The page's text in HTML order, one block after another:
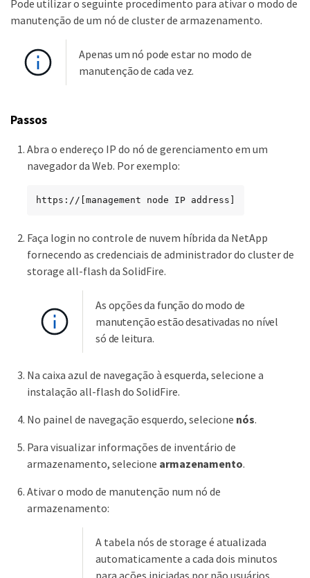
Pode utilizar o seguinte procedimento para ativar o modo de
manutenção de um nó de cluster de armazenamento.
Apenas um nó pode estar no modo de
manutenção de cada vez.
Passos
Abra o endereço IP do nó de gerenciamento em um
navegador da Web. Por exemplo:
https://[management node IP address]
Faça login no controle de nuvem híbrida da NetApp
fornecendo as credenciais de administrador do cluster de
storage all-flash da SolidFire.
As opções da função do modo de
manutenção estão desativadas no nível
só de leitura.
Na caixa azul de navegação à esquerda, selecione a
instalação all-flash do SolidFire.
No painel de navegação esquerdo, selecione nós.
Para visualizar informações de inventário de
armazenamento, selecione armazenamento.
Ativar o modo de manutenção num nó de
armazenamento:
A tabela nós de storage é atualizada
automaticamente a cada dois minutos